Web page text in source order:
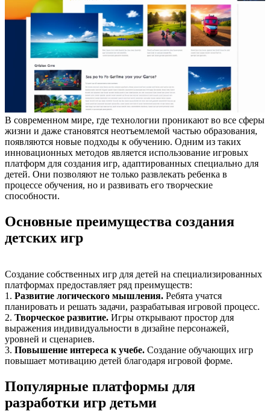
В современном мире, где технологии проникают во все сферы
жизни и даже становятся неотъемлемой частью образования,
появляются новые подходы к обучению. Одним из таких
инновационных методов является использование игровых
платформ для создания игр, адаптированных специально для
детей. Они позволяют не только развлекать ребенка в
процессе обучения, но и развивать его творческие
способности.
Основные преимущества создания
детских игр
Создание собственных игр для детей на специализированных
платформах предоставляет ряд преимуществ:
1. Развитие логического мышления. Ребята учатся
планировать и решать задачи, разрабатывая игровой процесс.
2. Творческое развитие. Игры открывают простор для
выражения индивидуальности в дизайне персонажей,
уровней и сценариев.
3. Повышение интереса к учебе. Создание обучающих игр
повышает мотивацию детей благодаря игровой форме.
Популярные платформы для
разработки игр детьми